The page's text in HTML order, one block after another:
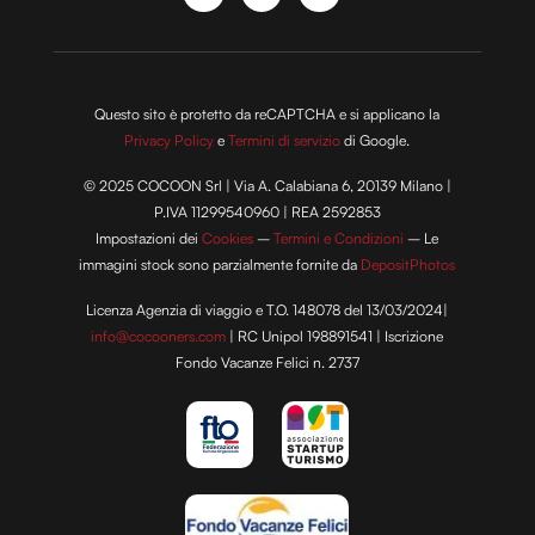
modificare o ritirare il tuo consenso in qualsiasi momento
annunci, per fornire funzionalità dei social media e per
analizzare il nostro traffico. Condividiamo inoltre
informazioni sul modo in cui utilizzi il nostro sito con i
nostri partner che si occupano di analisi dei dati web,
pubblicità e social media, i quali potrebbero combinarle
con altre informazioni che hai fornito loro o che hanno
Questo sito è protetto da reCAPTCHA e si applicano la
Privacy Policy eTermini di servizio di Google.
© 2025 COCOON Srl | Via A. Calabiana 6, 20139 Milano |
P.IVA 11299540960 | REA 2592853
Impostazioni deiCookies –Termini e Condizioni – Le
immagini stock sono parzialmente fornite da DepositPhotos
Licenza Agenzia di viaggio e T.O. 148078 del 13/03/2024|
info@cocooners.com | RC Unipol 198891541 | Iscrizione
Fondo Vacanze Felici n. 2737